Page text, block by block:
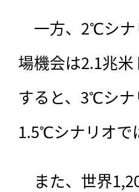
一方、2℃シナ
場機会は2.1兆
すると、3℃シ
1.5℃シナリオで
また、世界